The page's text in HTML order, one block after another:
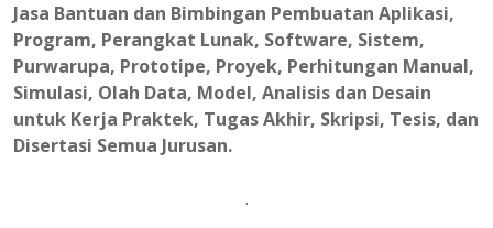
Jasa Bantuan dan Bimbingan Pembuatan Aplikasi,
Program, Perangkat Lunak, Software, Sistem,
Purwarupa, Prototipe, Proyek, Perhitungan Manual,
Simulasi, Olah Data, Model, Analisis dan Desain
untuk Kerja Praktek, Tugas Akhir, Skripsi, Tesis, dan
Disertasi Semua Jurusan.
.